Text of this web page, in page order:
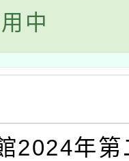
中
2024年